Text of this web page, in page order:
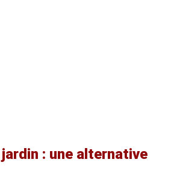
: une alternative